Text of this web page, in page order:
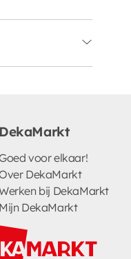
DekaMarkt
voor elkaar!
DekaMarkt
bij DekaMarkt
Mijn DekaMarkt